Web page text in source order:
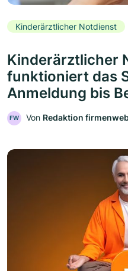
Kinderärztlicher Notdienst
Kinderärztlicher
funktioniert das
Anmeldung bis
FW Von Redaktion